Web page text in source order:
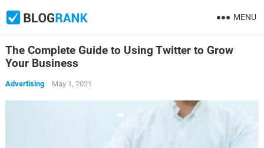
MENU
The Complete Guide to Using Twitter to Grow
Your Business
Advertising May 1, 2021